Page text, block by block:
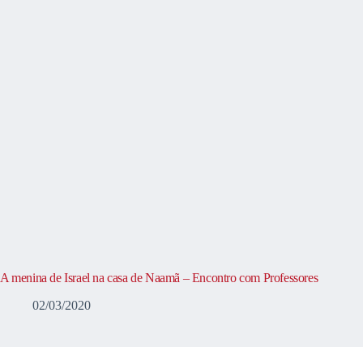
A menina de Israel na casa de Naamã – Encontro com Professores
02/03/2020